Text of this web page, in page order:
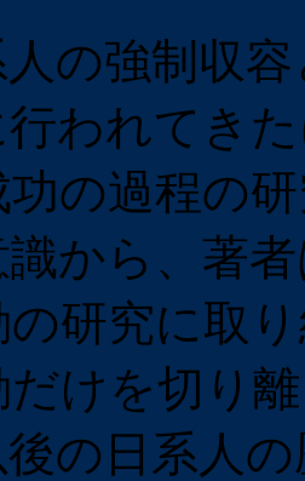
の強制収容
われてき
の過程の
識から、著
の研究に取
だけを切り
の日系人